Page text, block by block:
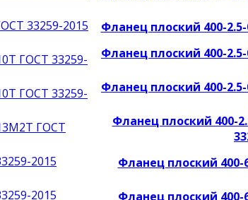
Фланец плоский 400-
Фланец плоский 400-
Фланец плоский 400-
Фланец плоский 400-
Фланец плоский 400-
Фланец плоский 400-